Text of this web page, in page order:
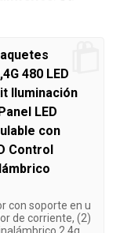
480 LED
Iluminación
LED
con
Control
con soporte en u
de corriente, (2)